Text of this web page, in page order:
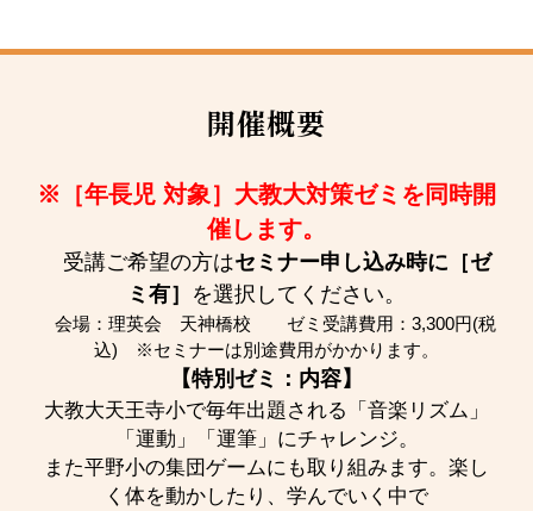
開催概要
※［年長児 対象］大教大対策ゼミを同時開
催します。
受講ご希望の方はセミナー申し込み時に［ゼ
ミ有］ を選択してください。
会場：理英会 天神橋校 ゼミ受講費用：3,300円(税
込) ※セミナーは別途費用がかかります。
【特別ゼミ：内容】
大教大天王寺小で毎年出題される「音楽リズム」
「運動」「運筆」にチャレンジ。
また平野小の集団ゲームにも取り組みます。楽し
く体を動かしたり、学んでいく中で